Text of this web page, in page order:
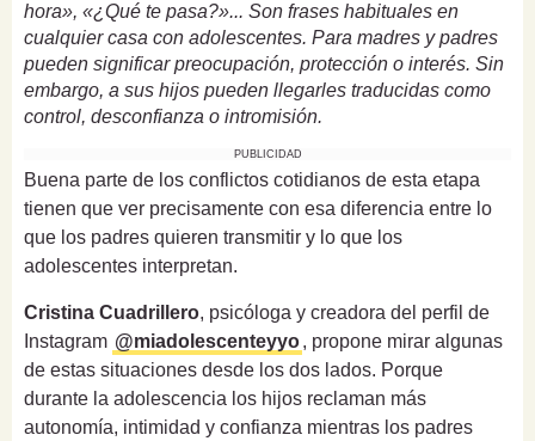
hora», «¿Qué te pasa?»... Son frases habituales en
cualquier casa con adolescentes. Para madres y padres
pueden significar preocupación, protección o interés. Sin
embargo, a sus hijos pueden llegarles traducidas como
control, desconfianza o intromisión.
PUBLICIDAD
Buena parte de los conflictos cotidianos de esta etapa
tienen que ver precisamente con esa diferencia entre lo
que los padres quieren transmitir y lo que los
adolescentes interpretan.
Cristina Cuadrillero, psicóloga y creadora del perfil de
Instagram @miadolescenteyyo, propone mirar algunas
de estas situaciones desde los dos lados. Porque
durante la adolescencia los hijos reclaman más
autonomía, intimidad y confianza mientras los padres